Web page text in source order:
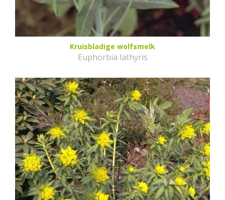
Kruisbladige wolfsmelk
Euphorbia lathyris